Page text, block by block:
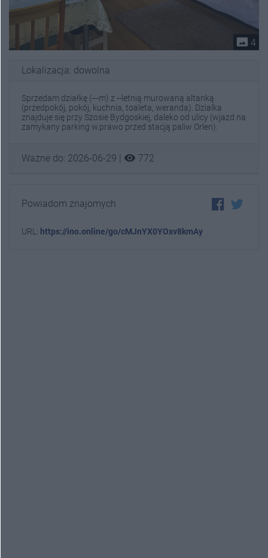
photo_size_select_actual 4
Lokalizacja: dowolna
Sprzedam działkę (---m) z --letnią murowaną altanką
(przedpokój, pokój, kuchnia, toaleta, weranda). Dzialka
znajduje się przy Szosie Bydgoskiej, daleko od ulicy (wjazd na
zamykany parking w.prawo przed stacją paliw Orlen).
Ważne do: 2026-06-29 | visibility 772
Powiadom znajomych
URL: https://ino.online/go/cMJnYX0YOxv8kmAy